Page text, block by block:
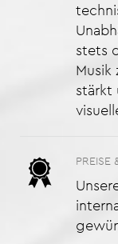
stets
Musik
stärkt
PREISE